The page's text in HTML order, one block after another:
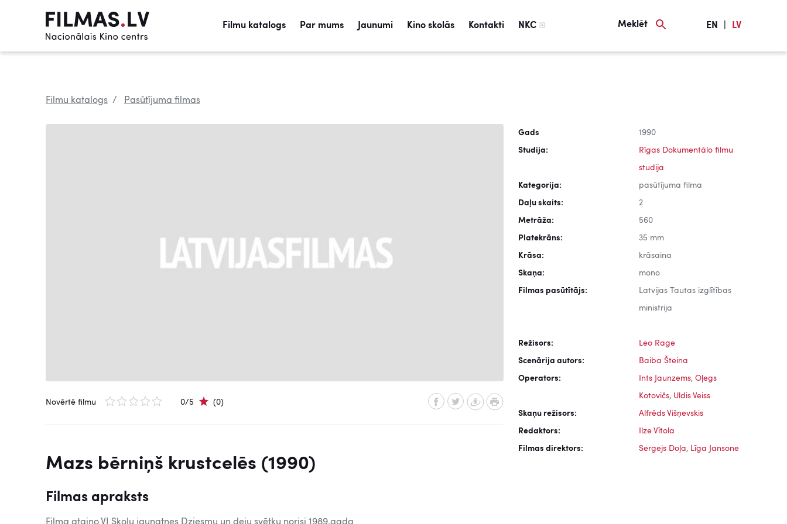
Filmu katalogs Par mums Jaunumi Kino skolās Kontakti NKC Meklēt EN LV
Filmu katalogs Pasūtījuma filmas
Novērtē filmu 0/5 (0)
Mazs bērniņš krustcelēs (1990)
Filmas apraksts
Gads 1990
Studija: Rīgas Dokumentālo filmu
studija
Kategorija: pasūtījuma filma
Daļu skaits: 2
Metrāža: 560
Platekrāns: 35 mm
Krāsa: krāsaina
Skaņa: mono
Filmas pasūtītājs: Latvijas Tautas izglītības
ministrija
Režisors: Leo Rage
Scenārija autors: Baiba Šteina
Operators: Ints Jaunzems, Oļegs
Kotovičs, Uldis Veiss
Skaņu režisors: Alfrēds Višņevskis
Redaktors: Ilze Vītola
Filmas direktors: Sergejs Doļa, Līga Jansone